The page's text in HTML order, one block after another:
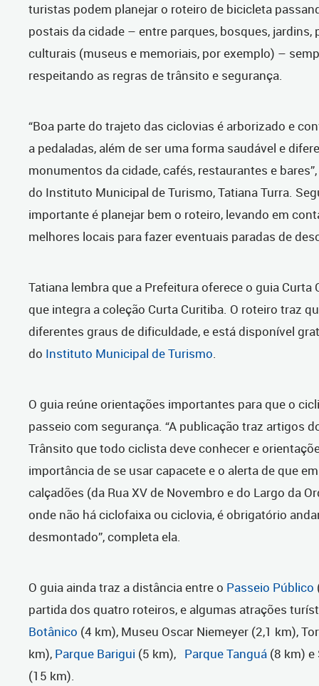
turistas podem planejar o roteiro de bicicleta
postais da cidade – entre parques, bosques, jardins,
culturais (museus e memoriais, por exemplo) –
respeitando as regras de trânsito e segurança.
“Boa parte do trajeto das ciclovias é arborizado e
a pedaladas, além de ser uma forma saudável e
monumentos da cidade, cafés, restaurantes e
do Instituto Municipal de Turismo, Tatiana Turra.
importante é planejar bem o roteiro, levando em
melhores locais para fazer eventuais paradas de
Tatiana lembra que a Prefeitura oferece o guia Curta
que integra a coleção Curta Curitiba. O roteiro traz
diferentes graus de dificuldade, e está disponível
do Instituto Municipal de Turismo.
O guia reúne orientações importantes para que o
passeio com segurança. “A publicação traz artigos
Trânsito que todo ciclista deve conhecer e
importância de se usar capacete e o alerta de que
calçadões (da Rua XV de Novembro e do Largo da
onde não há ciclofaixa ou ciclovia, é obrigatório
desmontado”, completa ela.
O guia ainda traz a distância entre o Passeio Público
partida dos quatro roteiros, e algumas atrações
Botânico (4 km), Museu Oscar Niemeyer (2,1 km),
km), Parque Barigui (5 km), Parque Tanguá (8 km) e
(15 km).